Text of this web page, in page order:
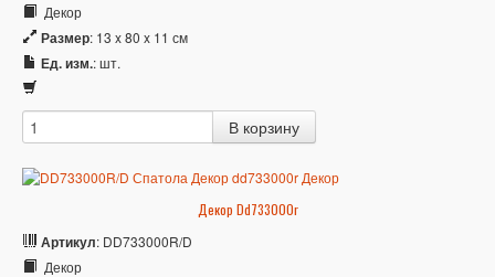
Декор
Размер: 13 x 80 x 11 см
Ед. изм.: шт.
Декор Dd733000r
Артикул: DD733000R/D
Декор